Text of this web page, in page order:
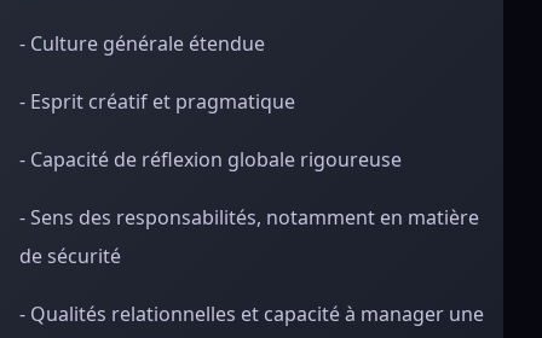
- Culture générale étendue
- Esprit créatif et pragmatique
- Capacité de réflexion globale rigoureuse
- Sens des responsabilités, notamment en matière
de sécurité
- Qualités relationnelles et capacité à manager une